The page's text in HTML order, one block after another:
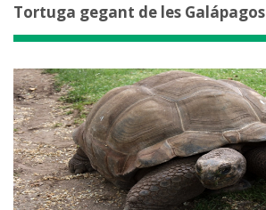
Tortuga gegant de les Galápagos